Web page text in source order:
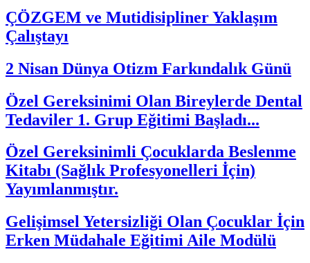
ÇÖZGEM ve Mutidisipliner Yaklaşım
Çalıştayı
2 Nisan Dünya Otizm Farkındalık Günü
Özel Gereksinimi Olan Bireylerde Dental
Tedaviler 1. Grup Eğitimi Başladı...
Özel Gereksinimli Çocuklarda Beslenme
Kitabı (Sağlık Profesyonelleri İçin)
Yayımlanmıştır.
Gelişimsel Yetersizliği Olan Çocuklar İçin
Erken Müdahale Eğitimi Aile Modülü